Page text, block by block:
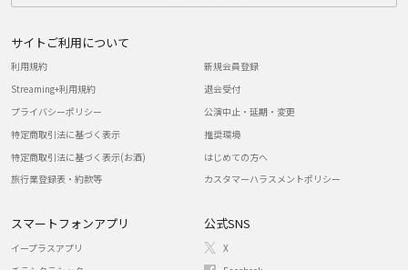
サイトご利用について
利用規約
Streaming+利用規約
プライバシーポリシー
特定商取引法に基づく表示
特定商取引法に基づく表示(お酒)
旅行業登録表・約款等
新規会員登録
退会受付
公演中止・延期・変更
推奨環境
はじめての方へ
カスタマーハラスメントポリシー
スマートフォンアプリ
イープラスアプリ
公式SNS
X